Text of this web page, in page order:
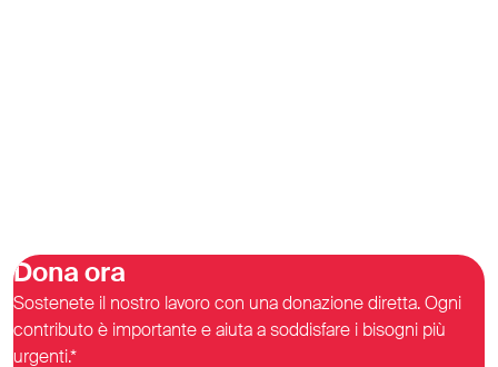
Dona ora
Sostenete il nostro lavoro con una donazione diretta. Ogni
contributo è importante e aiuta a soddisfare i bisogni più
urgenti.*